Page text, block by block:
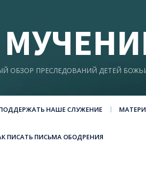
ОБЗОР ПРЕСЛЕДОВАНИЙ ДЕТЕЙ
НАШЕ СЛУЖЕНИЕ
ПИСАТЬ ПИСЬМА ОБОДРЕНИЯ